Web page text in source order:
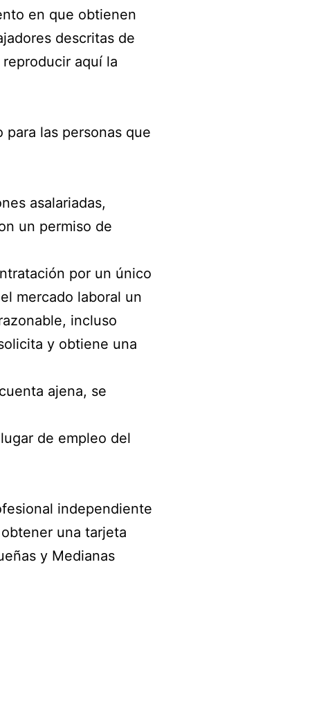
en que obtienen
descritas de
aquí la
las personas que
asalariadas,
un permiso de
por un único
mercado laboral un
incluso
y obtiene una
ajena, se
de empleo del
independiente
una tarjeta
y Medianas